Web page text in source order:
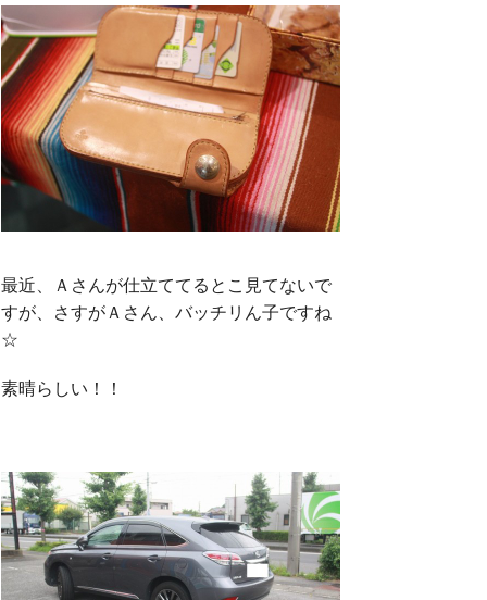
最近、Ａさんが仕立ててるとこ見てないで
すが、さすがＡさん、バッチリん子ですね
☆
素晴らしい！！